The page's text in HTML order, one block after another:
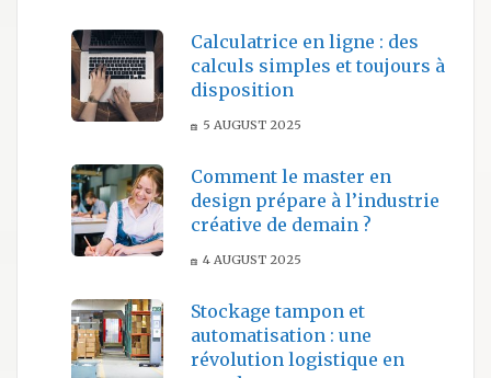
Calculatrice en ligne : des
calculs simples et toujours à
disposition
5 AUGUST 2025
Comment le master en
design prépare à l’industrie
créative de demain ?
4 AUGUST 2025
Stockage tampon et
automatisation : une
révolution logistique en